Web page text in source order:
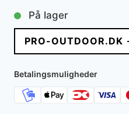
På lager
PRO-OUTDOOR.DK
Betalingsmuligheder